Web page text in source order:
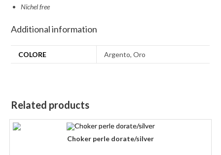
Nichel free
Additional information
COLORE Argento, Oro
Related products
Choker perle dorate/silver